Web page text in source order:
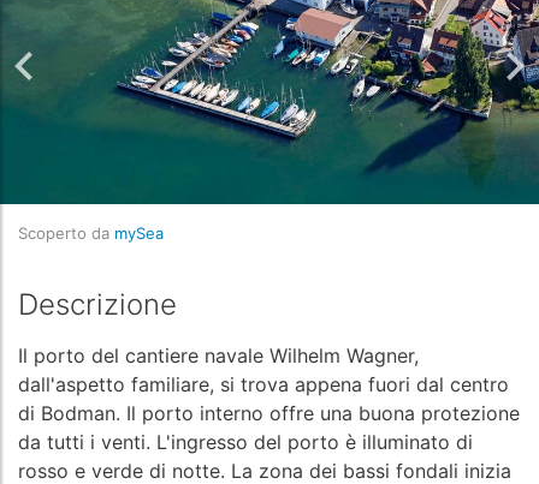
Scoperto da mySea
Descrizione
Il porto del cantiere navale Wilhelm Wagner,
dall'aspetto familiare, si trova appena fuori dal centro
di Bodman. Il porto interno offre una buona protezione
da tutti i venti. L'ingresso del porto è illuminato di
rosso e verde di notte. La zona dei bassi fondali inizia